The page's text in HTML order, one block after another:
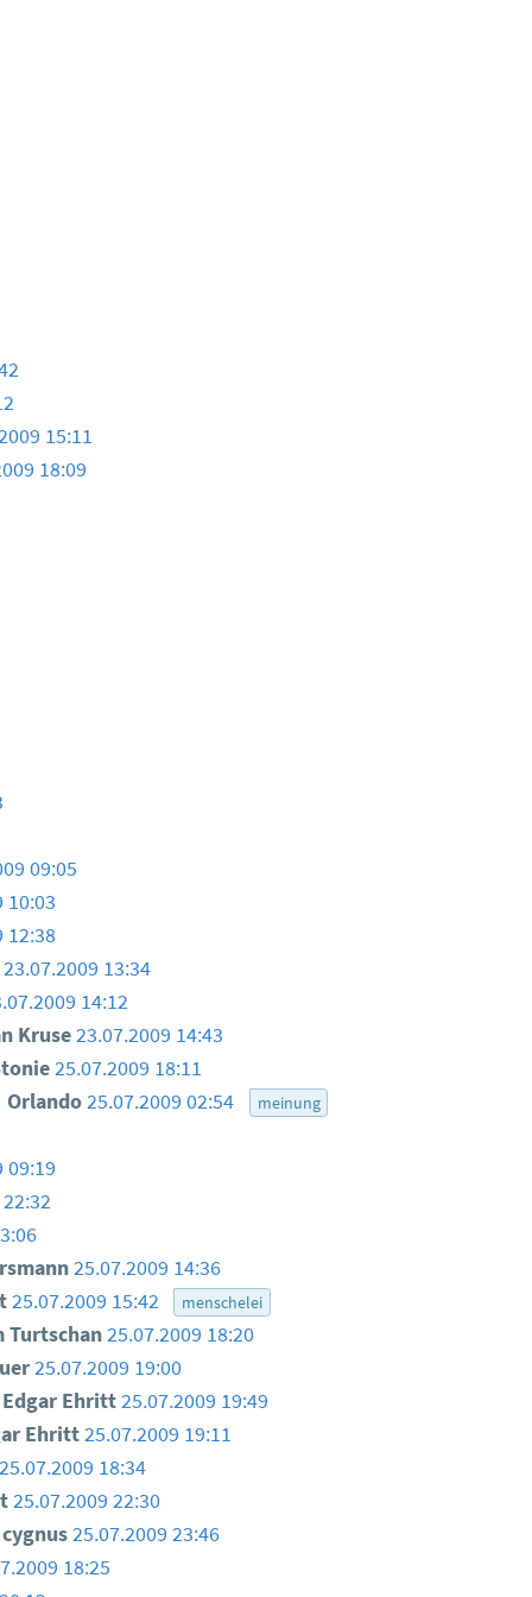
15:11
18:09
09:05
10:03
12:38
23.07.2009 13:34
14:12
Kruse23.07.2009 14:43
25.07.2009 18:11
Orlando25.07.2009 02:54 meinung
09:19
25.07.2009 14:36
25.07.2009 15:42 menschelei
Turtschan25.07.2009 18:20
25.07.2009 19:00
Edgar Ehritt25.07.2009 19:49
Ehritt25.07.2009 19:11
25.07.2009 18:34
25.07.2009 22:30
cygnus25.07.2009 23:46
18:25